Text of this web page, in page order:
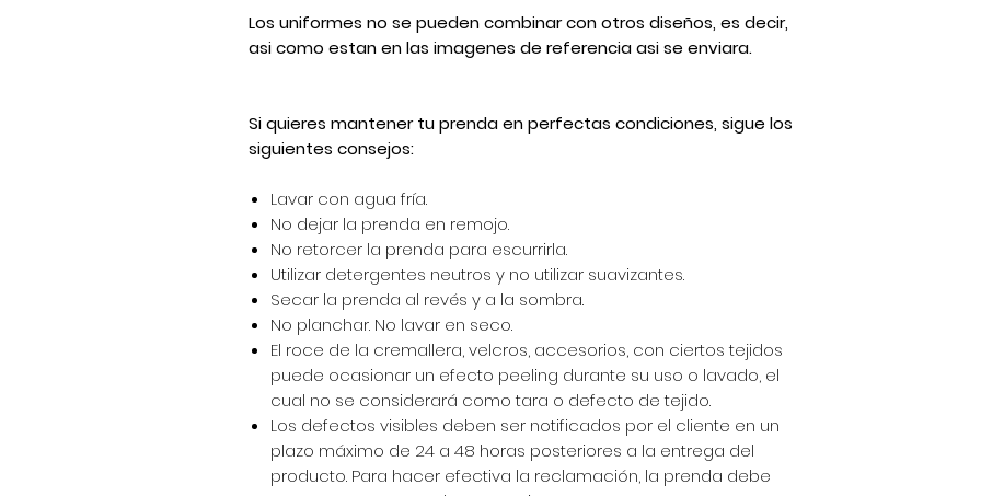
Los uniformes no se pueden combinar con otros diseños, es decir,
asi como estan en las imagenes de referencia asi se enviara.
Si quieres mantener tu prenda en perfectas condiciones, sigue los
siguientes consejos:
Lavar con agua fría.
No dejar la prenda en remojo.
No retorcer la prenda para escurrirla.
Utilizar detergentes neutros y no utilizar suavizantes.
Secar la prenda al revés y a la sombra.
No planchar. No lavar en seco.
El roce de la cremallera, velcros, accesorios, con ciertos tejidos
puede ocasionar un efecto peeling durante su uso o lavado, el
cual no se considerará como tara o defecto de tejido.
Los defectos visibles deben ser notificados por el cliente en un
plazo máximo de 24 a 48 horas posteriores a la entrega del
producto. Para hacer efectiva la reclamación, la prenda debe